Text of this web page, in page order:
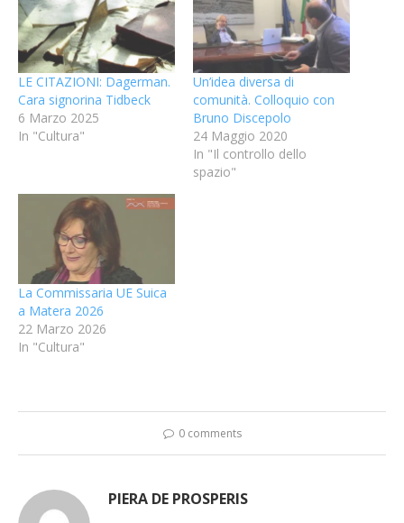
LE CITAZIONI: Dagerman.
Cara signorina Tidbeck
6 Marzo 2025
In "Cultura"
Un’idea diversa di
comunità. Colloquio con
Bruno Discepolo
24 Maggio 2020
In "Il controllo dello
spazio"
La Commissaria UE Suica
a Matera 2026
22 Marzo 2026
In "Cultura"
0 comments
PIERA DE PROSPERIS